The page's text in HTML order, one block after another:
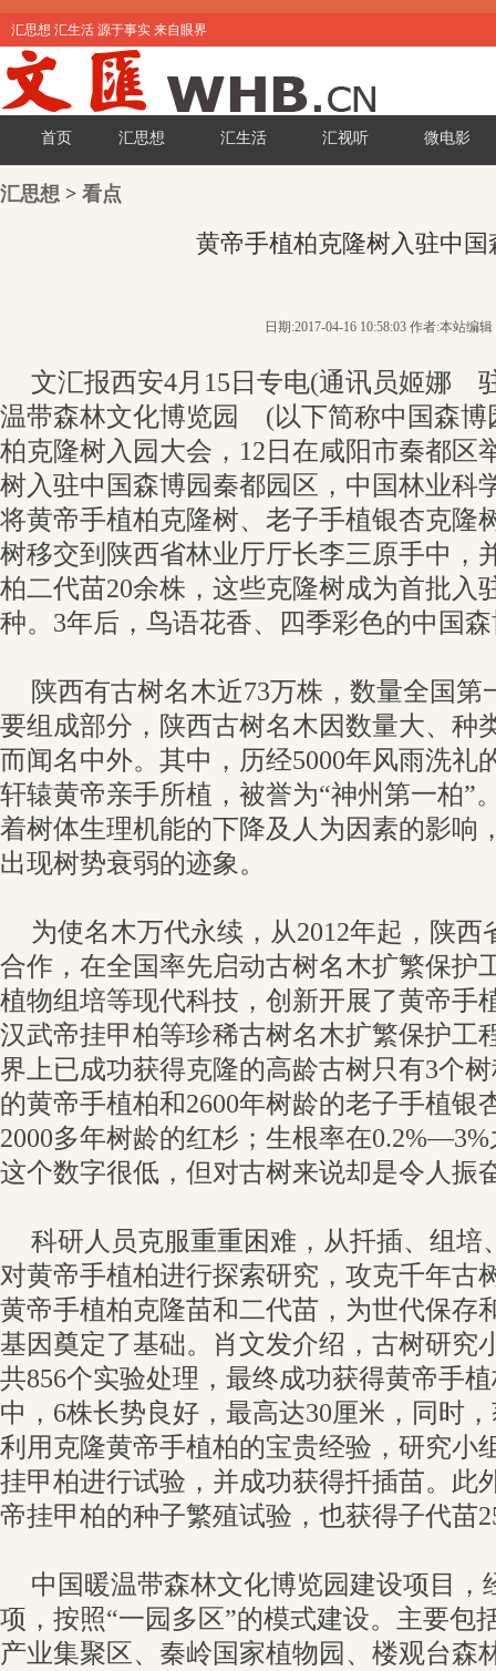
汇思想 汇生活 源于事实 来自眼界
首页 汇思想 汇生活 汇视听 微电影
汇思想 > 看点
黄帝手植柏克隆树入驻中国
日期:2017-04-16 10:58:03 作者:本站编辑
文汇报西安4月15日专电(通讯员姬娜
温带森林文化博览园 (以下简称中国森
柏克隆树入园大会，12日在咸阳市秦都区
树入驻中国森博园秦都园区，中国林业科
将黄帝手植柏克隆树、老子手植银杏克隆
树移交到陕西省林业厅厅长李三原手中，
柏二代苗20余株，这些克隆树成为首批入
种。3年后，鸟语花香、四季彩色的中国
陕西有古树名木近73万株，数量全国
要组成部分，陕西古树名木因数量大、种
而闻名中外。其中，历经5000年风雨洗礼
轩辕黄帝亲手所植，被誉为“神州第一柏”
着树体生理机能的下降及人为因素的影响
出现树势衰弱的迹象。
为使名木万代永续，从2012年起，陕
合作，在全国率先启动古树名木扩繁保护
植物组培等现代科技，创新开展了黄帝手
汉武帝挂甲柏等珍稀古树名木扩繁保护工
界上已成功获得克隆的高龄古树只有3个
的黄帝手植柏和2600年树龄的老子手植银
2000多年树龄的红杉；生根率在
这个数字很低，但对古树来说却是令人振
科研人员克服重重困难，从扦插、组培
对黄帝手植柏进行探索研究，攻克千年古
黄帝手植柏克隆苗和二代苗，为世代保存
基因奠定了基础。肖文发介绍，古树研究
共856个实验处理，最终成功获得黄帝手
中，6株长势良好，最高达30厘米，同时
利用克隆黄帝手植柏的宝贵经验，研究小
挂甲柏进行试验，并成功获得扦插苗。此
帝挂甲柏的种子繁殖试验，也获得子代苗
中国暖温带森林文化博览园建设项目，
项，按照“一园多区”的模式建设。主要包
产业集聚区、秦岭国家植物园、楼观台森